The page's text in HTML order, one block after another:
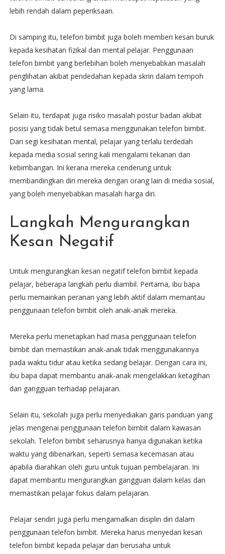
lebih rendah dalam peperiksaan.
Di samping itu, telefon bimbit juga boleh memberi kesan buruk
kepada kesihatan fizikal dan mental pelajar. Penggunaan
telefon bimbit yang berlebihan boleh menyebabkan masalah
penglihatan akibat pendedahan kepada skrin dalam tempoh
yang lama.
Selain itu, terdapat juga risiko masalah postur badan akibat
posisi yang tidak betul semasa menggunakan telefon bimbit.
Dari segi kesihatan mental, pelajar yang terlalu terdedah
kepada media sosial sering kali mengalami tekanan dan
kebimbangan. Ini kerana mereka cenderung untuk
membandingkan diri mereka dengan orang lain di media sosial,
yang boleh menyebabkan masalah harga diri.
Langkah Mengurangkan
Kesan Negatif
Untuk mengurangkan kesan negatif telefon bimbit kepada
pelajar, beberapa langkah perlu diambil. Pertama, ibu bapa
perlu memainkan peranan yang lebih aktif dalam memantau
penggunaan telefon bimbit oleh anak-anak mereka.
Mereka perlu menetapkan had masa penggunaan telefon
bimbit dan memastikan anak-anak tidak menggunakannya
pada waktu tidur atau ketika sedang belajar. Dengan cara ini,
ibu bapa dapat membantu anak-anak mengelakkan ketagihan
dan gangguan terhadap pelajaran.
Selain itu, sekolah juga perlu menyediakan garis panduan yang
jelas mengenai penggunaan telefon bimbit dalam kawasan
sekolah. Telefon bimbit seharusnya hanya digunakan ketika
waktu yang dibenarkan, seperti semasa kecemasan atau
apabila diarahkan oleh guru untuk tujuan pembelajaran. Ini
dapat membantu mengurangkan gangguan dalam kelas dan
memastikan pelajar fokus dalam pelajaran.
Pelajar sendiri juga perlu mengamalkan disiplin diri dalam
penggunaan telefon bimbit. Mereka harus menyedari kesan
telefon bimbit kepada pelajar dan berusaha untuk